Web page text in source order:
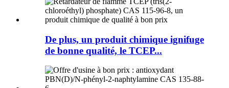
De plus, un produit chimique ignifuge
de bonne qualité, le TCEP...